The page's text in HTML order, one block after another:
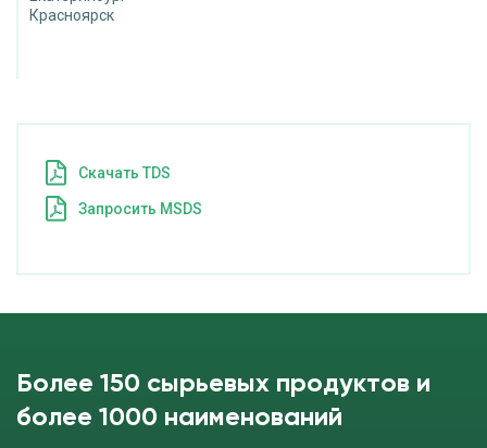
Красноярск
Cкачать TDS
Запросить MSDS
Более 150 сырьевых продуктов и
более 1000 наименований